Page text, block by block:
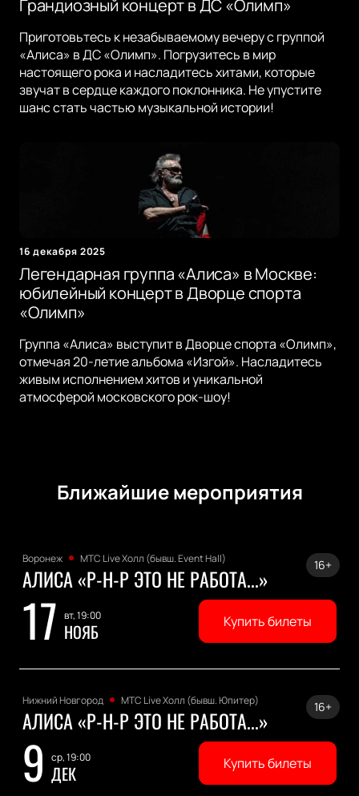
Грандиозный концерт в ДС «Олимп»
Приготовьтесь к незабываемому вечеру с группой
«Алиса» в ДС «Олимп». Погрузитесь в мир
настоящего рока и насладитесь хитами, которые
звучат в сердце каждого поклонника. Не упустите
шанс стать частью музыкальной истории!
16 декабря 2025
Легендарная группа «Алиса» в Москве:
юбилейный концерт в Дворце спорта
«Олимп»
Группа «Алиса» выступит в Дворце спорта «Олимп»,
отмечая 20-летие альбома «Изгой». Насладитесь
живым исполнением хитов и уникальной
атмосферой московского рок-шоу!
Ближайшие мероприятия
Воронеж МТС Live Холл (бывш. Event Hall)
АЛИСА «Р-Н-Р ЭТО НЕ РАБОТА...»
17 вт, 19:00
НОЯБ
16+
Купить билеты
Нижний Новгород МТС Live Холл (бывш. Юпитер)
АЛИСА «Р-Н-Р ЭТО НЕ РАБОТА...»
9 ср, 19:00
ДЕК
16+
Купить билеты